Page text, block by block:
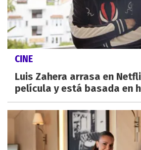
CINE
Luis Zahera arrasa en
película y está basada en